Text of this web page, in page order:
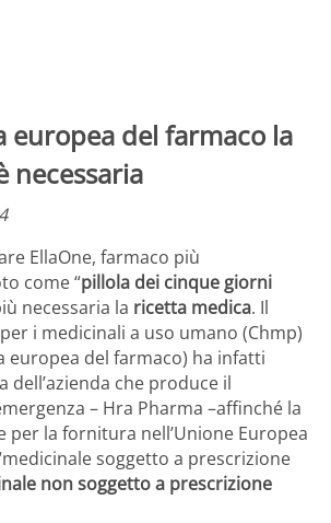
europea del farmaco la
necessaria
EllaOne, farmaco più
come “pillola dei cinque giorni
necessaria la ricetta medica. Il
i medicinali a uso umano (Chmp)
europea del farmaco) ha infatti
dell’azienda che produce il
– Hra Pharma –affinché la
per la fornitura nell’Unione Europea
soggetto a prescrizione
non soggetto a prescrizione